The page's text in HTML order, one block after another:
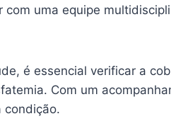
uma equipe
é essencial verificar a
Com um
condição.